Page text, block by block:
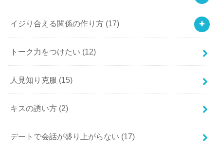
イジり合える関係の作り方 (17)
トーク力をつけたい (12)
人見知り克服 (15)
キスの誘い方 (2)
デートで会話が盛り上がらない (17)